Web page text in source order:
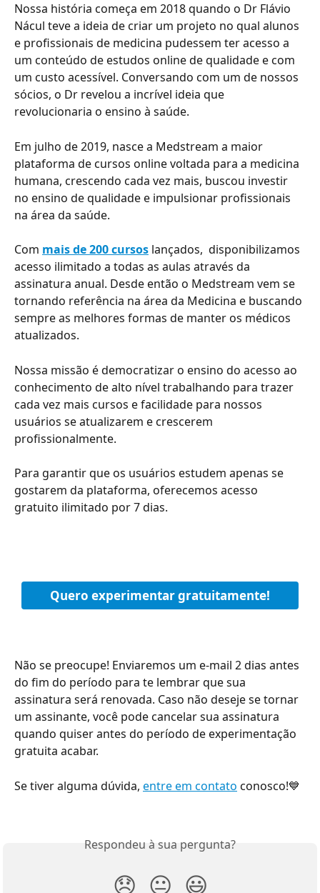
Nossa história começa em 2018 quando o Dr Flávio
Nácul teve a ideia de criar um projeto no qual alunos
e profissionais de medicina pudessem ter acesso a
um conteúdo de estudos online de qualidade e com
um custo acessível. Conversando com um de nossos
sócios, o Dr revelou a incrível ideia que
revolucionaria o ensino à saúde.
Em julho de 2019, nasce a Medstream a maior
plataforma de cursos online voltada para a medicina
humana, crescendo cada vez mais, buscou investir
no ensino de qualidade e impulsionar profissionais
na área da saúde.
Com mais de 200 cursos lançados,  disponibilizamos
acesso ilimitado a todas as aulas através da
assinatura anual. Desde então o Medstream vem se
tornando referência na área da Medicina e buscando
sempre as melhores formas de manter os médicos
atualizados.
Nossa missão é democratizar o ensino do acesso ao
conhecimento de alto nível trabalhando para trazer
cada vez mais cursos e facilidade para nossos
usuários se atualizarem e crescerem
profissionalmente.
Para garantir que os usuários estudem apenas se
gostarem da plataforma, oferecemos acesso
gratuito ilimitado por 7 dias.
Quero experimentar gratuitamente!
Não se preocupe! Enviaremos um e-mail 2 dias antes
do fim do período para te lembrar que sua
assinatura será renovada. Caso não deseje se tornar
um assinante, você pode cancelar sua assinatura
quando quiser antes do período de experimentação
gratuita acabar.
Se tiver alguma dúvida, entre em contato conosco!💙
Respondeu à sua pergunta?
😞 😐 😃